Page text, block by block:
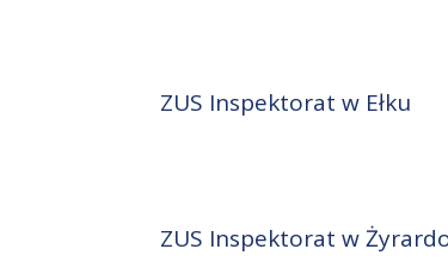
ZUS Inspektorat w Ełku
ZUS Inspektorat w